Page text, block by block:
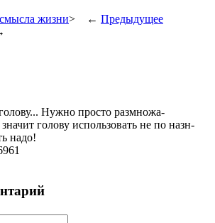
жизни> ← Предыдущее
Нужно просто разм­ножа­
голову испо­льзо­вать не по назн­
надо!